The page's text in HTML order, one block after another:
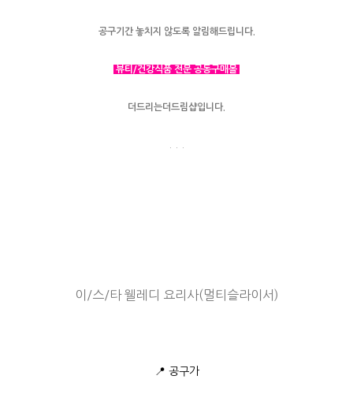
공구기간 놓치지 않도록 알림해드립니다.
뷰티/건강식품 전문 공동구매몰
더드리는더드림샵입니다.
이/스/타 웰레디 요리사(멀티슬라이서)
📍 공구가